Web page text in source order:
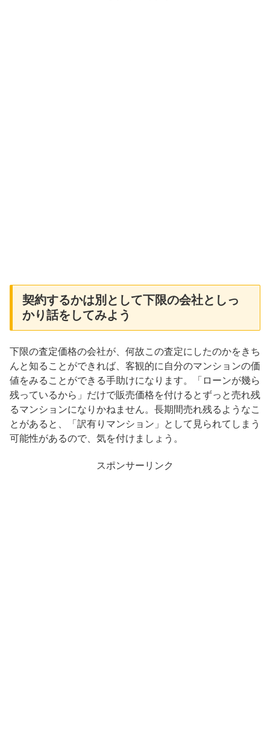
契約するかは別として下限の会社としっ
かり話をしてみよう
下限の査定価格の会社が、何故この査定にしたのかをきち
んと知ることができれば、客観的に自分のマンションの価
値をみることができる手助けになります。「ローンが幾ら
残っているから」だけで販売価格を付けるとずっと売れ残
るマンションになりかねません。長期間売れ残るようなこ
とがあると、「訳有りマンション」として見られてしまう
可能性があるので、気を付けましょう。
スポンサーリンク